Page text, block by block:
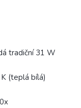
tradiční 31 W
(teplá bílá)